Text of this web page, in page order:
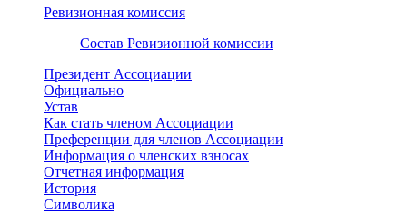
Ревизионная комиссия
Состав Ревизионной комиссии
Президент Ассоциации
Официально
Устав
Как стать членом Ассоциации
Преференции для членов Ассоциации
Информация о членских взносах
Отчетная информация
История
Символика